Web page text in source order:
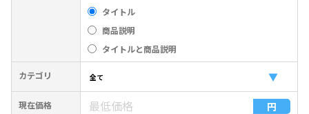
タイトル
商品説明
タイトルと商品説明
カテゴリ
現在価格